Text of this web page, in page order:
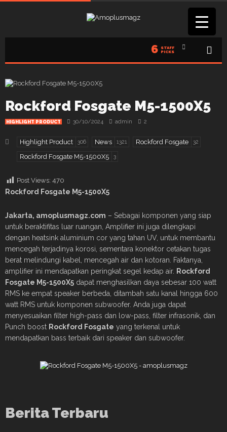
6 STAFF
PICKS
Rockford Fosgate M5-1500X5
HIGHLIGHT PRODUCT 30/10/2024 admin 2
Highlight Product 306 News 1321 Rockford Fosgate 32
Rockford Fosgate M5-1500X5 3
Post Views: 470
Rockford Fosgate M5-1500X5
Jakarta, amoplusmagz.com – Sebagai komponen yang siap
untuk beraktifitas luar ruangan, Amplifier ini juga dilengkapi
dengan heatsink aluminium cor yang tahan UV, untuk membantu
mencegah terjadinya korosi, sementara konektor cetakan tugas
berat melindungi kabel, mencegah air dan kotoran. Faktanya,
amplifier ini mendapatkan peringkat segel kedap air. Rockford
Fosgate M5-1500X5 dapat menghasilkan daya sebesar 100 watt
RMS ke empat speaker berbeda, ditambah satu kanal hingga 600
watt RMS untuk komponen subwoofer. Anda juga dapat
menyesuaikan filter high-pass dan low-pass, filter infrasonik, dan
Punch boost Rockford Fosgate yang terkenal untuk
mendapatkan bass terbaik dari speaker dan subwoofer.
Berita Terbaru